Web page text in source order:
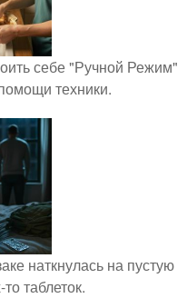
себе "Ручной Режим"
техники.
наткнулась на пустую
таблеток.